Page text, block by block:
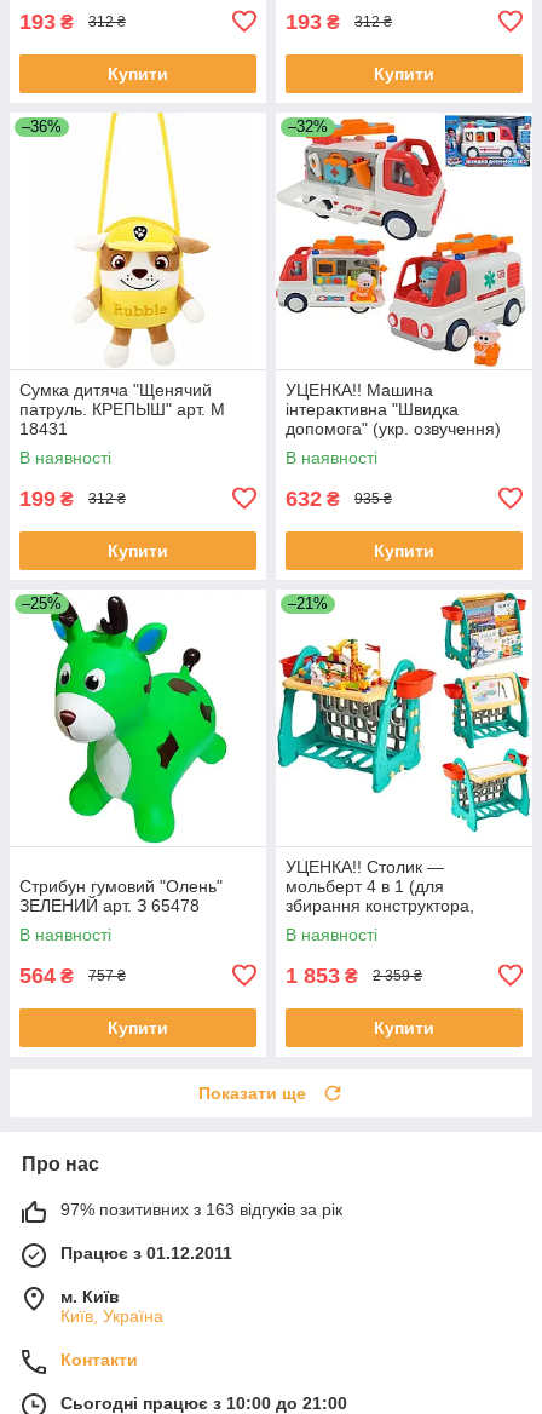
193 ₴ 312 ₴
Купити
193 ₴ 312 ₴
Купити
–36%
Сумка дитяча "Щенячий
патруль. КРЕПЫШ" арт. M
18431
В наявності
199 ₴ 312 ₴
Купити
–32%
УЦЕНКА!! Машина
інтерактивна "Швидка
допомога" (укр. озвучення)
арт. 46349
В наявності
632 ₴ 935 ₴
Купити
–25%
Стрибун гумовий "Олень"
ЗЕЛЕНИЙ арт. З 65478
В наявності
564 ₴ 757 ₴
Купити
–21%
УЦЕНКА!! Столик —
мольберт 4 в 1 (для
збирання конструктора,
малювання, книжкова
полиця) арт. S 075
В наявності
1 853 ₴ 2 359 ₴
Купити
Показати ще
Про нас
97% позитивних з 163 відгуків за рік
Працює з 01.12.2011
м. Київ
Київ, Україна
Контакти
Сьогодні працює з 10:00 до 21:00